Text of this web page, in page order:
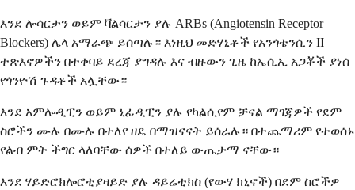
እንደ ሎሳርታን ወይም ቫልሳርታን ያሉ ARBs (Angiotensin Receptor
Blockers) ሌላ አማራጭ ይሰጣሉ። እነዚህ መድሃኒቶች የአንጎቴንሲን II
ተጽእኖዎችን በተቀባይ ደረጃ ያግዳሉ እና ብዙውን ጊዜ ከኤሲኢ አጋቾች ያነሰ
የጎንዮሽ ጉዳቶች አሏቸው።
እንደ አምሎዲፒን ወይም ኒፊዲፒን ያሉ የካልሲየም ቻናል ማገጃዎች የደም
ስሮችን ሙሉ በሙሉ በተለየ ዘዴ በማዝናናት ይሰራሉ። በተጨማሪም የተወሰኑ
የልብ ምት ችግር ላለባቸው ሰዎች በተለይ ውጤታማ ናቸው።
እንደ ሃይድሮክሎሮቲያዛይድ ያሉ ዳይሬቲክስ (የውሃ ክኒኖች) በደም ስሮችዎ